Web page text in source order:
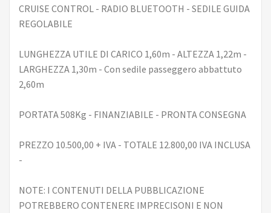
CRUISE CONTROL - RADIO BLUETOOTH - SEDILE GUIDA
REGOLABILE
LUNGHEZZA UTILE DI CARICO 1,60m - ALTEZZA 1,22m -
LARGHEZZA 1,30m - Con sedile passeggero abbattuto
2,60m
PORTATA 508Kg - FINANZIABILE - PRONTA CONSEGNA
PREZZO 10.500,00 + IVA - TOTALE 12.800,00 IVA INCLUSA
-
NOTE: I CONTENUTI DELLA PUBBLICAZIONE
POTREBBERO CONTENERE IMPRECISONI E NON